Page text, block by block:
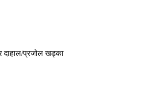
दाहाल/प्रजोल खड्का